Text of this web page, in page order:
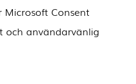
Consent
och användarvänlig